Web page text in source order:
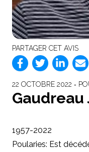
PARTAGER CET AVIS
22 OCTOBRE 2022 ‐
1957-2022
Poularies: Est